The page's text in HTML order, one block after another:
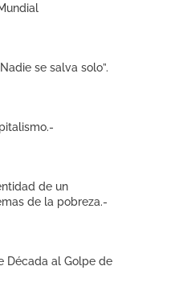
se salva solo”.
de un
de la pobreza.-
Década al Golpe de